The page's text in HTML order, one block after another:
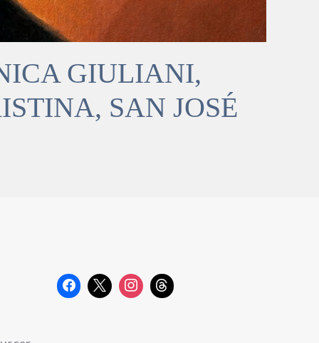
GIULIANI,
SAN JOSÉ